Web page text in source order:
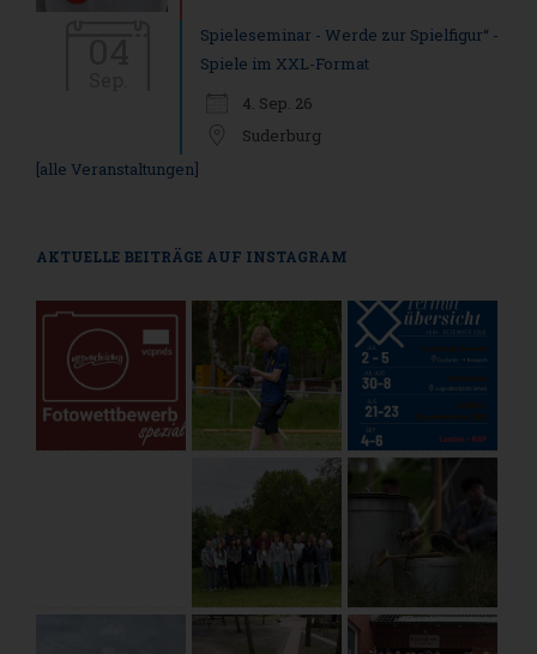
Spieleseminar - Werde zur Spielfigur“ -
Spiele im XXL-Format
4. Sep. 26
Suderburg
[alle Veranstaltungen]
AKTUELLE BEITRÄGE AUF INSTAGRAM